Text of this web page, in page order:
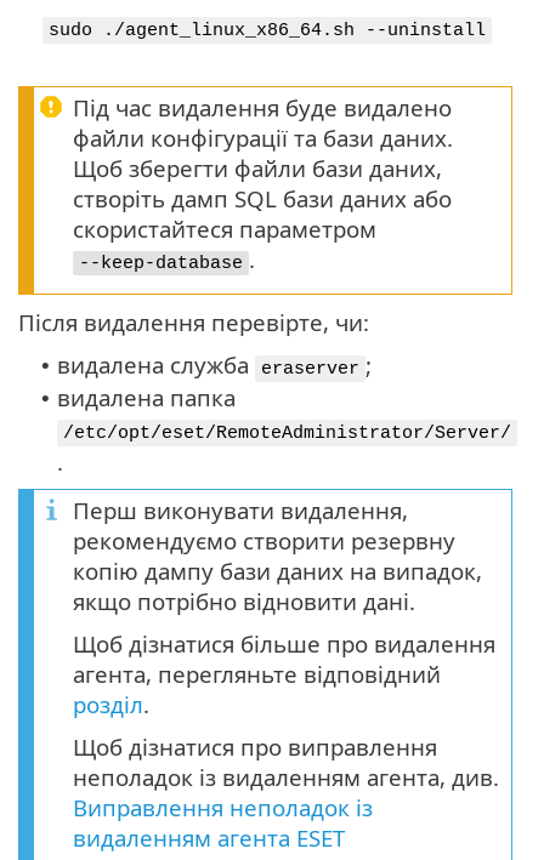
sudo ./agent_linux_x86_64.sh --uninstall
Під час видалення буде видалено
файли конфігурації та бази даних.
Щоб зберегти файли бази даних,
створіть дамп SQL бази даних або
скористайтеся параметром
--keep-database .
Після видалення перевірте, чи:
• видалена служба eraserver ;
• видалена папка
/etc/opt/eset/RemoteAdministrator/Server/
.
Перш виконувати видалення,
рекомендуємо створити резервну
копію дампу бази даних на випадок,
якщо потрібно відновити дані.
Щоб дізнатися більше про видалення
агента, перегляньте відповідний
розділ.
Щоб дізнатися про виправлення
неполадок із видаленням агента, див.
Виправлення неполадок із
видаленням агента ESET